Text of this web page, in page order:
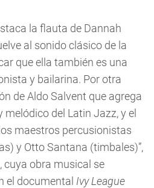
la flauta de Dannah
al sonido clásico de la
que ella también es una
y bailarina. Por otra
de Aldo Salvent que agrega
del Latin Jazz, y el
maestros percusionistas
y Otto Santana (timbales)”,
cuya obra musical se
el documental Ivy League